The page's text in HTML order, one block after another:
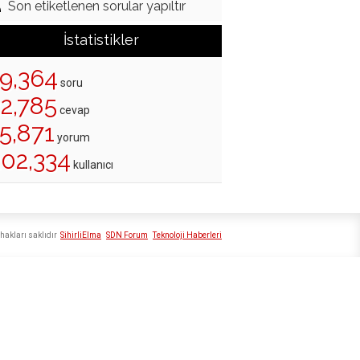
Son etiketlenen sorular yapıltır
İstatistikler
soru
cevap
yorum
kullanıcı
SihirliElma SDN Forum Teknoloji Haberleri
saklıdır